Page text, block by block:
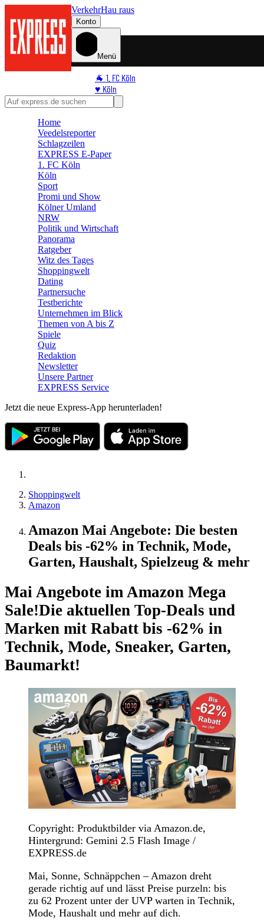
VerkehrHau raus
Konto
Menü
🐐 1. FC Köln
♥️ Köln
⭐ Promi
🛒 Shoppingwelt
Home
Veedelsreporter
Schlagzeilen
EXPRESS E-Paper
1. FC Köln
Köln
Sport
Promi und Show
Kölner Umland
NRW
Politik und Wirtschaft
Panorama
Ratgeber
Witz des Tages
Shoppingwelt
Dating
Partnersuche
Testberichte
Unternehmen im Blick
Themen von A bis Z
Spiele
Quiz
Redaktion
Newsletter
Unsere Partner
EXPRESS Service
Jetzt die neue Express-App herunterladen!
Shoppingwelt
Amazon
Amazon Mai Angebote: Die besten
Deals bis -62% in Technik, Mode,
Garten, Haushalt, Spielzeug & mehr
Mai Angebote im Amazon Mega
Sale!Die aktuellen Top-Deals und
Marken mit Rabatt bis -62% in
Technik, Mode, Sneaker, Garten,
Baumarkt!
Copyright: Produktbilder via Amazon.de,
Hintergrund: Gemini 2.5 Flash Image /
EXPRESS.de
Mai, Sonne, Schnäppchen – Amazon dreht
gerade richtig auf und lässt Preise purzeln: bis
zu 62 Prozent unter der UVP warten in Technik,
Mode, Haushalt und mehr auf dich.